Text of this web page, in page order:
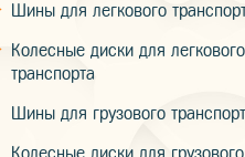
Шины для легкового
Колесные диски для легкового
транспорта
Шины для грузового
Колесные диски для грузового